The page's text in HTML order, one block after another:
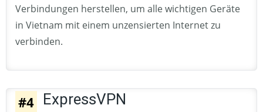
Verbindungen herstellen, um alle wichtigen Geräte
in Vietnam mit einem unzensierten Internet zu
verbinden.
#4 ExpressVPN